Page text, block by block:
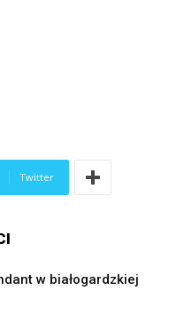
Twitter
w białogardzkiej